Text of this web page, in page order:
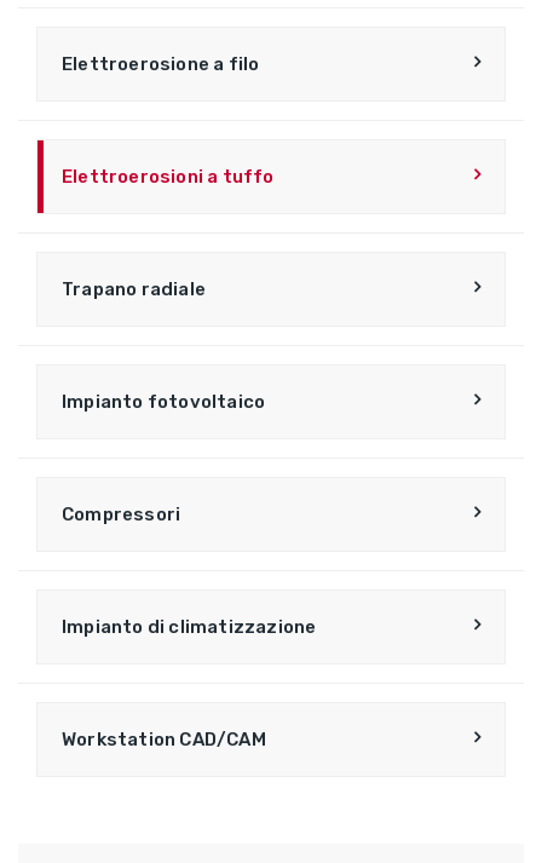
Elettroerosione a filo
Elettroerosioni a tuffo
Trapano radiale
Impianto fotovoltaico
Compressori
Impianto di climatizzazione
Workstation CAD/CAM